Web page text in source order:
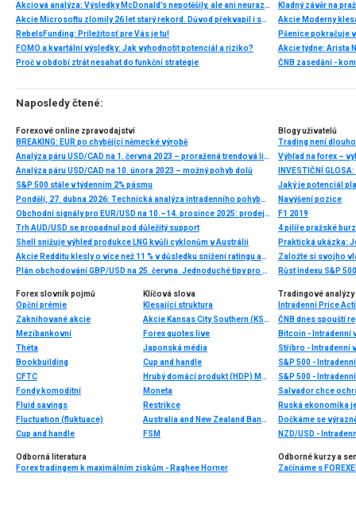
Akciová analýza: Výsledky McDonald’s nepotěšily, ale ani neurazily. Jakou vizi společnost prezentovala?
Akcie Microsoftu zlomily 26 let starý rekord. Důvod překvapil i samotné investory
RebelsFunding: Príležitosť pre Vás je tu!
FOMO a kvartální výsledky: Jak vyhodnotit potenciál a riziko?
Proč v období ztrát nesahat do funkční strategie
Kladný závěr na
ČNB zasedání -
Naposledy čtené:
Forexové online zpravodajství
BREAKING: EUR po chybějící německé výrobě
Analýza páru USD/CAD na 1. června 2023 – proražená trendová linie a potenciál dalšího poklesu
Analýza páru USD/CAD na 10. února 2023 – možný pohyb dolů
S&P 500 stále v týdenním 2% pásmu
Pondělí, 27. dubna 2026: Technická analýza intradenního pohybu platiny
Obchodní signály pro EUR/USD na 10.–14. prosince 2025: prodej pod 1,1657 (200 EMA – 2/8 Murray)
Trh AUD/USD se propadnul pod důležitý support
Shell snižuje výhled produkce LNG kvůli cyklonům v Austrálii
Akcie Redditu klesly o více než 11 % v důsledku snížení ratingu analytiky a obav o růst
Plán obchodování GBP/USD na 25. června. Jednoduché tipy pro začátečníky
Blogy uživatelů
Trading není
Výhľad na forex –
Jaký je potenciál
Navýšení pozice
F1 2019
Praktická ukázka:
Založte si svojho
Růst indexu S&P
Forex slovník pojmů
Opční prémie
Zaknihované akcie
Mezibankovní
Théta
Bookbuilding
CFTC
Fondy komoditní
Fluid savings
Fluctuation (fluktuace)
Cup and handle
Klíčová slova
Klesající struktura
Akcie Kansas City Southern (KSU.US)
Forex quotes live
Japonská média
Cup and handle
Hrubý domácí produkt (HDP) Maďarska
Moneta
Restrikce
Australia and New Zealand Banking Group
FSM
Tradingové analýzy
Intradenní Price
Bitcoin - Intradenní
Stříbro - Intradenní
S&P 500 -
S&P 500 -
Ruská ekonomika
Dočkáme se
NZD/USD -
Odborná literatura
Forex tradingem k maximálním ziskům - Raghee Horner
Odborné kurzy a
Začínáme s